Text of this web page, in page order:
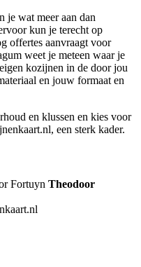
je wat meer aan dan
kun je terecht op
offertes aanvraagt voor
weet je meteen waar je
kozijnen in de door jou
en jouw formaat en
en klussen en kies voor
een sterk kader.
Theodoor